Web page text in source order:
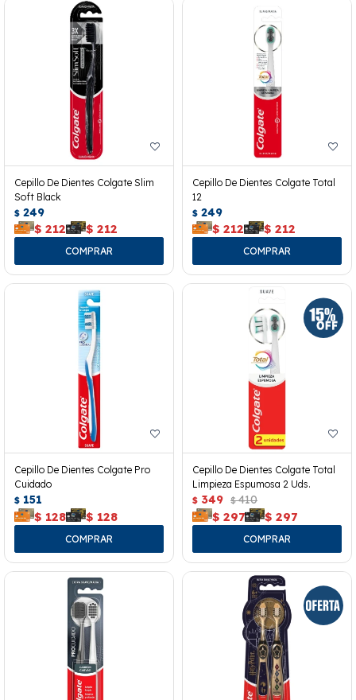
Cepillo De Dientes Colgate Slim
Soft Black
$ 249
$ 212 $ 212
Cepillo De Dientes Colgate Total
12
$ 249
$ 212 $ 212
Cepillo De Dientes Colgate Pro
Cuidado
$ 151
$ 128 $ 128
Cepillo De Dientes Colgate Total
Limpieza Espumosa 2 Uds.
$ 349 $ 410
$ 297 $ 297